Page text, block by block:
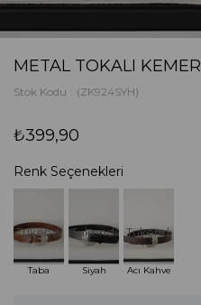
METAL TOKALI KEMER
Stok Kodu (ZK924SYH)
₺399,90
Renk Seçenekleri
Tükendi
Taba
Tükendi
Siyah
Tükendi
Acı Kahve